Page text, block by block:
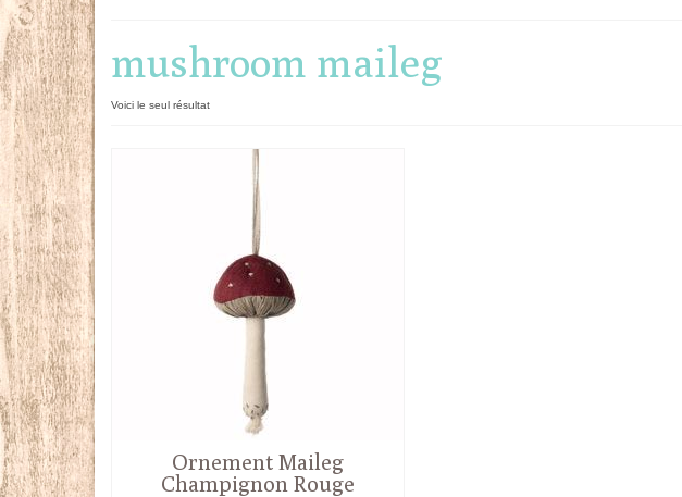
mushroom maileg
Voici le seul résultat
Ornement Maileg
Champignon Rouge